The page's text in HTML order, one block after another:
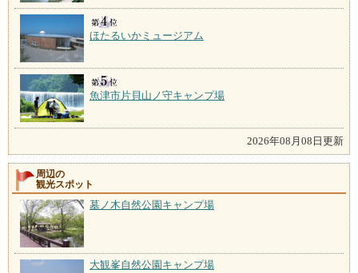
ほたるいかミュージアム
魚津市片貝山ノ守キャンプ場
2026年08月08日更新
周辺の
観光スポット
墓ノ木自然公園キャンプ場
大観峯自然公園キャンプ場